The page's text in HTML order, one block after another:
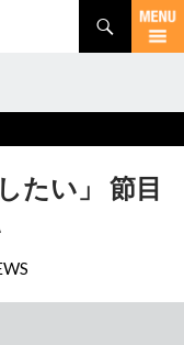
たい」 節目